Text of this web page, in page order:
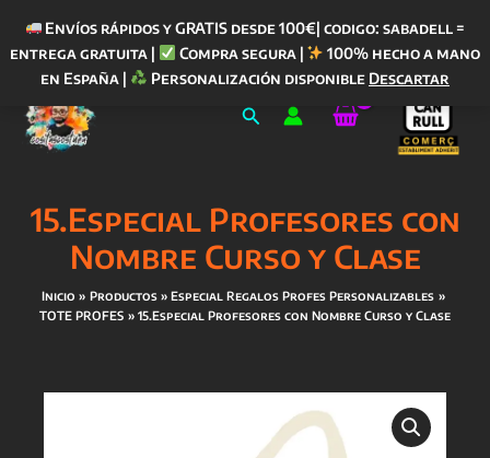
Envíos rápidos y GRATIS desde 100€| codigo: sabadell =
entrega gratuita |
Compra segura |
100% hecho a mano
en España |
Personalización disponible Descartar
contenido
Buscar
15.Especial Profesores con
Nombre Curso y Clase
Inicio Productos
Especial Regalos Profes Personalizables
TOTE PROFES
15.Especial Profesores con Nombre Curso y Clase